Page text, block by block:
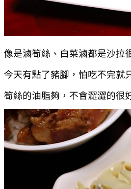
像是滷筍絲、白菜滷都是沙拉
今天有點了豬腳，怕吃不完就
筍絲的油脂夠，不會澀澀的很